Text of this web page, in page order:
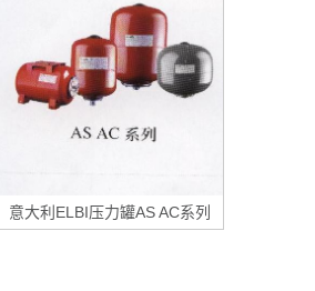
意大利ELBI压力罐AS AC系列